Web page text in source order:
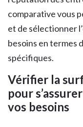
comparative vous
et de sélectionner
besoins en termes
spécifiques.
Vérifier la
pour
vos besoins